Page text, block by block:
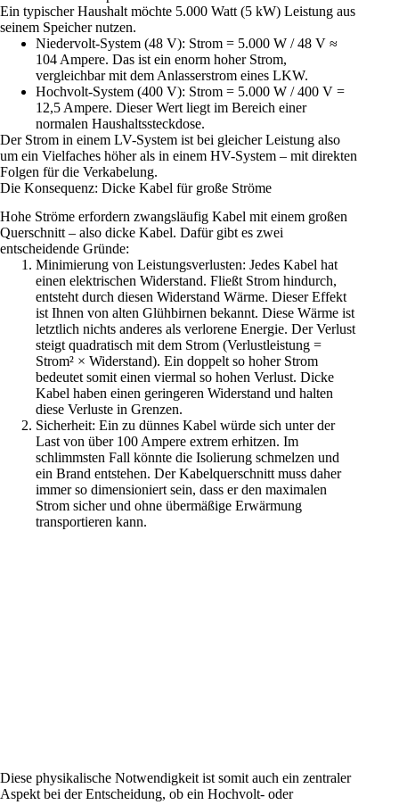
Ein typischer Haushalt möchte 5.000 Watt (5 kW) Leistung aus
seinem Speichernutzen.
Niedervolt-System (48 V): Strom = 5.000 W / 48 V ≈
104 Ampere. Das ist ein enorm hoher Strom,
vergleichbar mit dem Anlasserstrom eines LKW.
Hochvolt-System (400 V): Strom = 5.000 W / 400 V =
12,5 Ampere. Dieser Wert liegt im Bereich einer
normalen Haushaltssteckdose.
Der Strom in einem LV-System ist bei gleicher Leistung also
um ein Vielfaches höher als in einem HV-System – mit direkten
Folgen für die Verkabelung.
Die Konsequenz: Dicke Kabel für große Ströme
Hohe Ströme erfordern zwangsläufig Kabel mit einem großen
Querschnitt – also dicke Kabel. Dafür gibt es zwei
entscheidende Gründe:
Minimierung von Leistungsverlusten: Jedes Kabel hat
einen elektrischen Widerstand. Fließt Strom hindurch,
entsteht durch diesen Widerstand Wärme. Dieser Effekt
ist Ihnen von alten Glühbirnen bekannt. Diese Wärme ist
letztlich nichts anderes als verlorene Energie. Der Verlust
steigt quadratisch mit dem Strom (Verlustleistung =
Strom² × Widerstand). Ein doppelt so hoher Strom
bedeutet somit einen viermal so hohen Verlust. Dicke
Kabel haben einen geringeren Widerstand und halten
diese Verluste in Grenzen.
Sicherheit: Ein zu dünnes Kabel würde sich unter der
Last von über 100 Ampere extrem erhitzen. Im
schlimmsten Fall könnte die Isolierung schmelzen und
ein Brand entstehen. Der Kabelquerschnitt muss daher
immer so dimensioniert sein, dass er den maximalen
Strom sicher und ohne übermäßige Erwärmung
transportieren kann.
Diese physikalische Notwendigkeit ist somit auch ein zentraler
Aspekt bei der Entscheidung, ob ein Hochvolt- oder